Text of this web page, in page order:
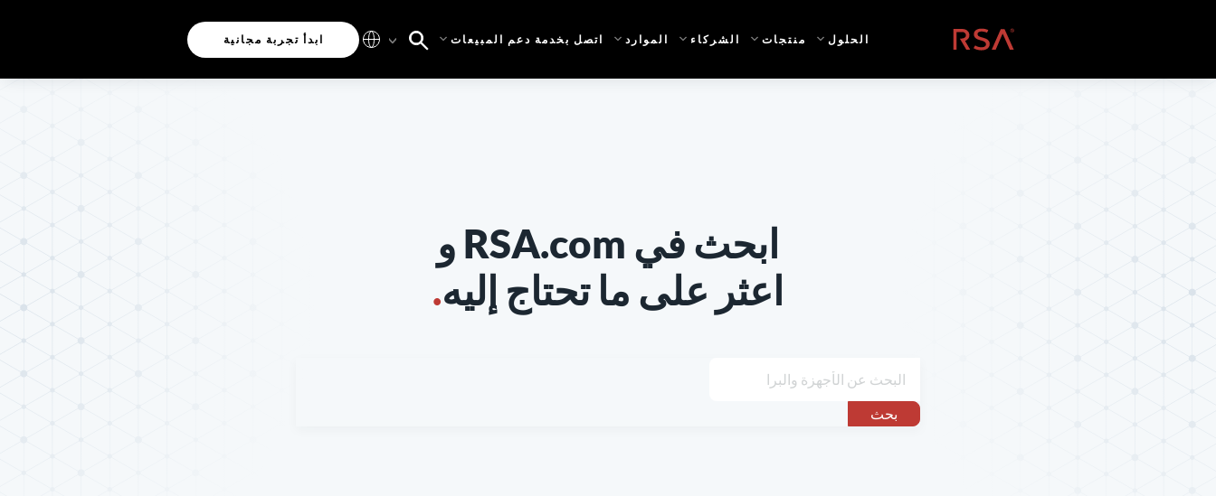
الصفحة الرئيسية الحلول منتجات الشركاء الموارد اتصل بخدمة دعم المبيعات ابدأ تجربة مجانية
ابحث في RSA.com و
اعثر على ما تحتاج إليه.